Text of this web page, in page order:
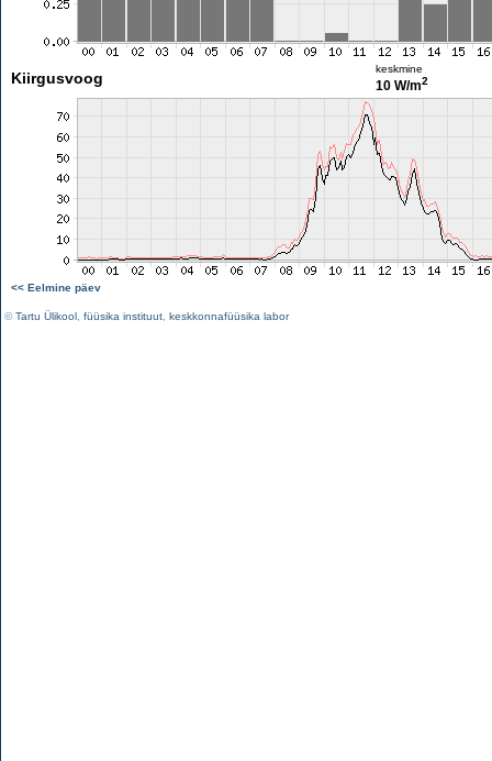
Kiirgusvoog
keskmine
10 W/m2
<< Eelmine päev
©Tartu Ülikool füüsika instituut keskkonnafüüsika labor